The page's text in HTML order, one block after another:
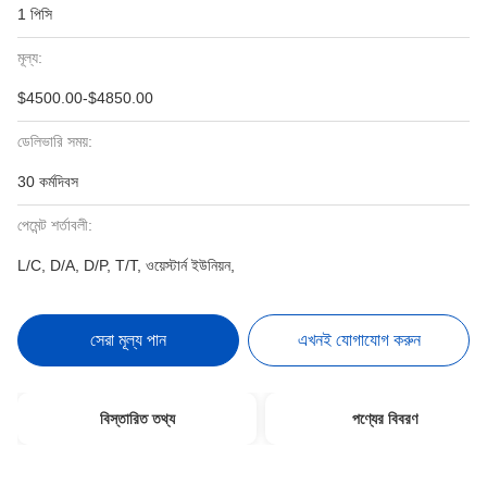
1 পিসি
মূল্য:
$4500.00-$4850.00
ডেলিভারি সময়:
30 কর্মদিবস
পেমেন্ট শর্তাবলী:
L/C, D/A, D/P, T/T, ওয়েস্টার্ন ইউনিয়ন,
সেরা মূল্য পান এখনই যোগাযোগ করুন
বিস্তারিত তথ্য পণ্যের বিবরণ